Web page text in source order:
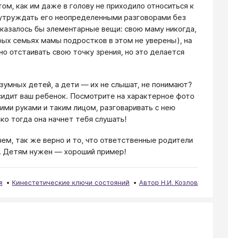
как им даже в голову не приходило относиться к
его неопределенными разговорами без
бы элементарные вещи: свою маму никогда,
семьях мамы подростков в этом не уверены), на
отстаивать свою точку зрения, но это делается
детей, а дети — их не слышат, не понимают?
ваш ребенок. Посмотрите на характерное фото
руками и таким лицом, разговаривать с нею
тогда она начнет тебя слушать!
так же верно и то, что ответственные родители
Детям нужен — хороший пример!
Кинестетические ключи состояний Автор Н.И. Козлов